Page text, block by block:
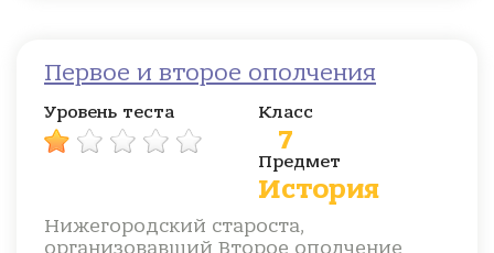
Первое и второе ополчения
Уровень теста Класс
7
Предмет
История
Нижегородский староста,
организовавший Второе ополчение.